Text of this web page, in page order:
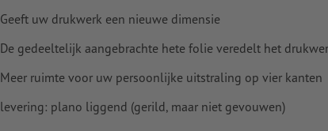
FOGRA52 (PSO Uncoated v3 FOGRA52) voor ongestreken
Spel- en zetfoutenworden door ons niet gecontroleerd
Geeft uw drukwerk een nieuwe dimensie
De gedeeltelijk aangebrachte hete folie veredelt het
Meer ruimte voor uw persoonlijke uitstraling op vier kanten
levering: plano liggend (gerild, maar niet gevouwen)